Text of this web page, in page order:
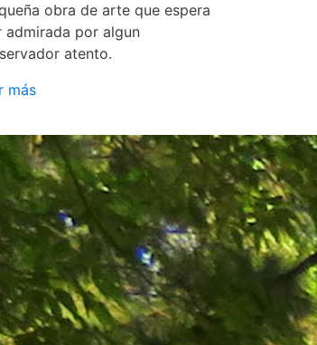
obra de arte que espera
admirada por algun
atento.
más